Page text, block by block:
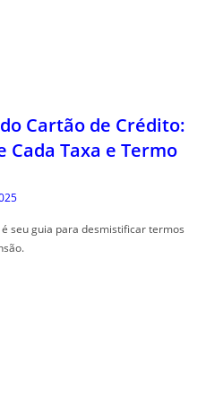
Cartão de Crédito:
Cada Taxa e Termo
seu guia para desmistificar termos